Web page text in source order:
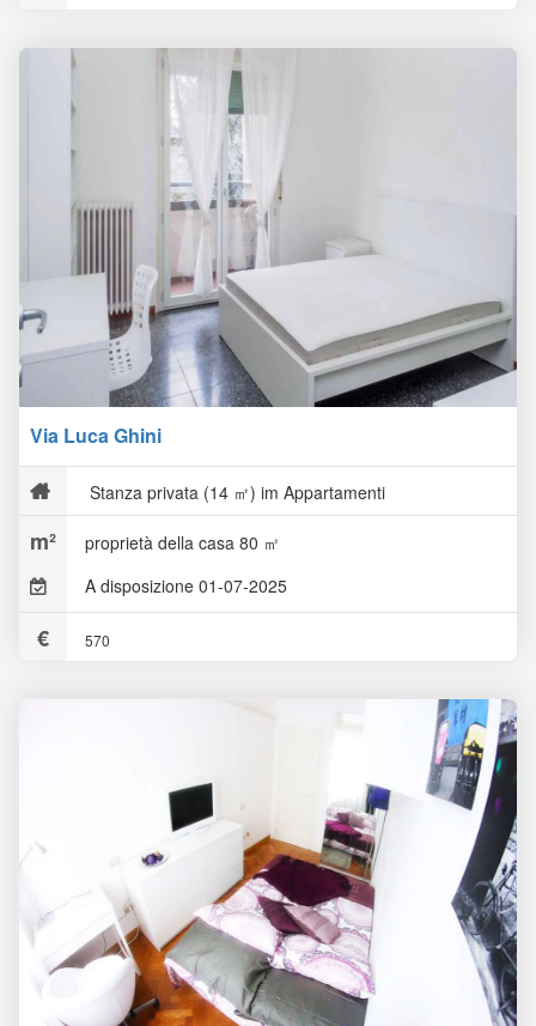
Via Luca Ghini
Stanza privata (14 ㎡) im Appartamenti
proprietà della casa 80 ㎡
A disposizione 01-07-2025
570